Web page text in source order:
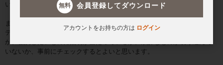
いの狭さでも空間として撮ることができます。
また、魅力的に写真を撮りたいと思うならば、まず魅力的な空間にセッ
ティングすることが大事です。全体の照明がベストの状態であるかどう
か、強調したいものに照明が当たっているか、余計なものが映り込んで
いないか、事前にチェックするとよいと思います。
無料 会員登録してダウンロード
アカウントをお持ちの方は ログイン